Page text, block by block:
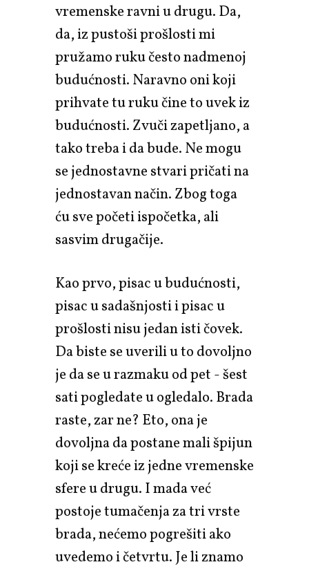
vremenske ravni u drugu. Da,
da, iz pustoši prošlosti mi
pružamo ruku često nadmenoj
budućnosti. Naravno oni koji
prihvate tu ruku čine to uvek iz
budućnosti. Zvuči zapetljano, a
tako treba i da bude. Ne mogu
se jednostavne stvari pričati na
jednostavan način. Zbog toga
ću sve početi ispočetka, ali
sasvim drugačije.
Kao prvo, pisac u budućnosti,
pisac u sadašnjosti i pisac u
prošlosti nisu jedan isti čovek.
Da biste se uverili u to dovoljno
je da se u razmaku od pet - šest
sati pogledate u ogledalo. Brada
raste, zar ne? Eto, ona je
dovoljna da postane mali špijun
koji se kreće iz jedne vremenske
sfere u drugu. I mada već
postoje tumačenja za tri vrste
brada, nećemo pogrešiti ako
uvedemo i četvrtu. Je li znamo